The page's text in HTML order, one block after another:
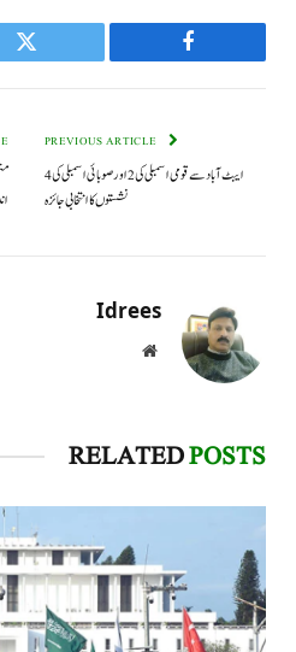
Facebook
ایبٹ آباد سے قومی اسمبلی کی 2 اور صوبائی اسمبلی کی 4
نشستوں کا انتخابی جائزہ
Idrees
Website
RELATEDPOSTS